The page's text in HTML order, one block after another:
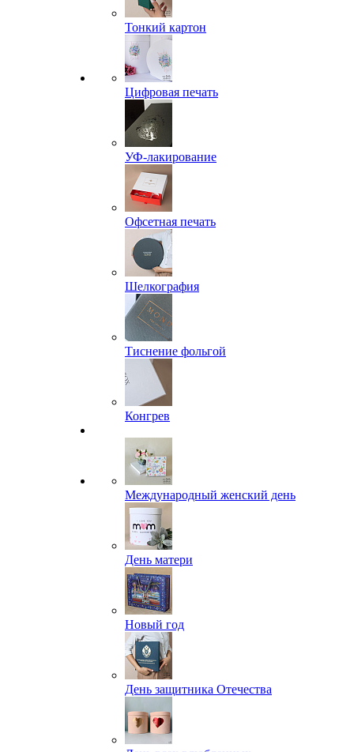
Тонкий картон
Цифровая печать
УФ-лакирование
Офсетная печать
Шелкография
Тиснение фольгой
Конгрев
Международный женский день
День матери
Новый год
День защитника Отечества